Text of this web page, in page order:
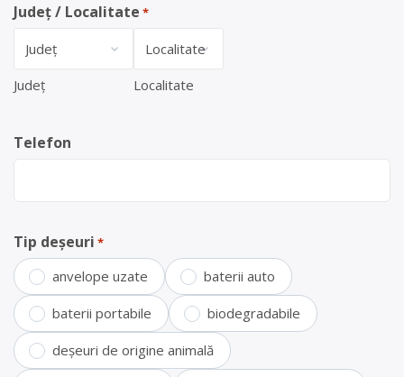
Județ / Localitate *
Județ Localitate
Telefon
Tip deșeuri *
anvelope uzate baterii auto
baterii portabile biodegradabile
deșeuri de origine animală